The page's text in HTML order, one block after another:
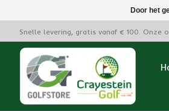
Snelle levering, gratis vanaf € 100. Onze
Door het